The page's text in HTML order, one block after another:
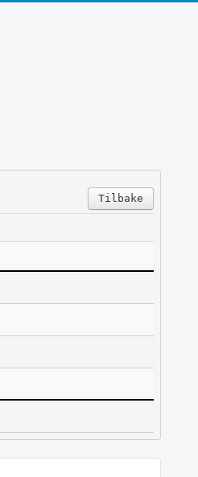
Tilbake